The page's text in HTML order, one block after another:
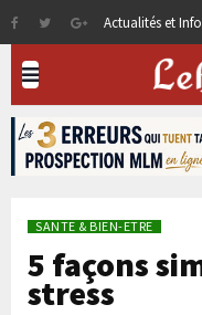
Actualités et
SANTE & BIEN-ETRE
5 façons
stress